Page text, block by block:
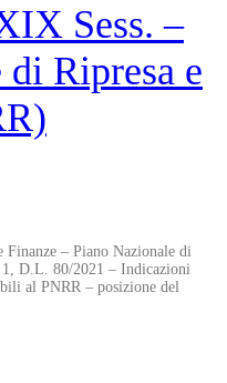
Sess. –
Ripresa e
– Piano Nazionale di
D.L. 80/2021 – Indicazioni
al PNRR – posizione del